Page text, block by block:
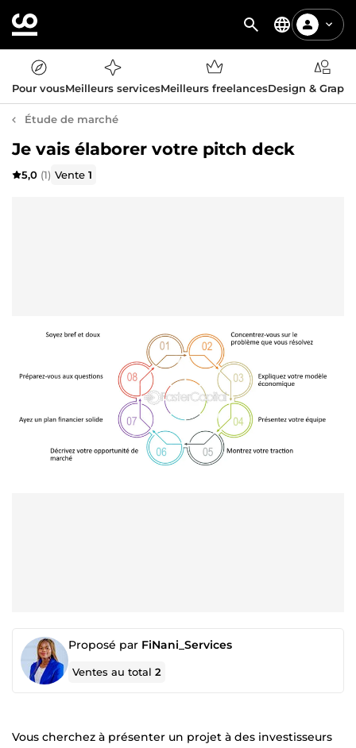
Pour vousMeilleurs servicesMeilleurs freelancesDesign &
Étude de marché
Je vais élaborer votre pitch deck
5,0 (1) Vente1
Proposé par FiNani_Services
Ventes au total2
Vous cherchez à présenter un projet à des investisseurs